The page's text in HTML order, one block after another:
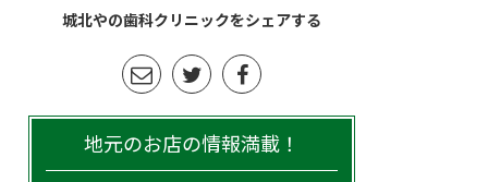
城北やの歯科クリニックをシェアする
地元のお店の情報満載！